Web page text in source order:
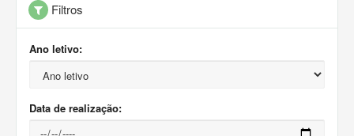
Filtros
Ano letivo:
Data de realização: